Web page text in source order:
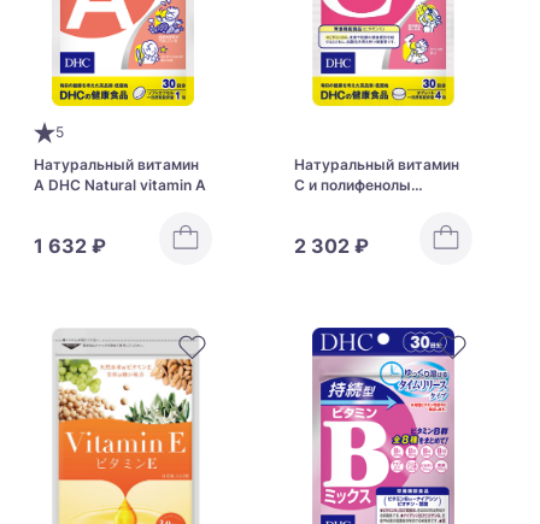
5
Натуральный витамин
А DHC Natural vitamin A
1 632 ₽
Натуральный витамин
С и полифенолы
2 302 ₽